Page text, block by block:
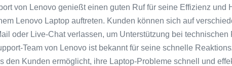
von Lenovo genießt einen guten Ruf für seine Effizienz und
Lenovo Laptop auftreten. Kunden können sich auf
oder Live-Chat verlassen, um Unterstützung bei technischen
Team von Lenovo ist bekannt für seine schnelle
den Kunden ermöglicht, ihre Laptop-Probleme schnell und